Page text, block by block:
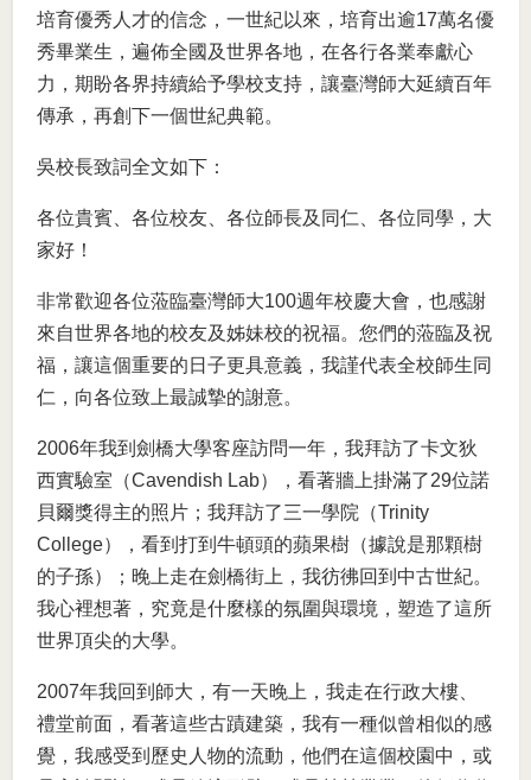
培育優秀人才的信念，一世紀以來，培育出逾17萬名優
秀畢業生，遍佈全國及世界各地，在各行各業奉獻心
力，期盼各界持續給予學校支持，讓臺灣師大延續百年
傳承，再創下一個世紀典範。
吳校長致詞全文如下：
各位貴賓、各位校友、各位師長及同仁、各位同學，大
家好！
非常歡迎各位蒞臨臺灣師大100週年校慶大會，也感謝
來自世界各地的校友及姊妹校的祝福。您們的蒞臨及祝
福，讓這個重要的日子更具意義，我謹代表全校師生同
仁，向各位致上最誠摯的謝意。
2006年我到劍橋大學客座訪問一年，我拜訪了卡文狄
西實驗室（Cavendish Lab），看著牆上掛滿了29位諾
貝爾獎得主的照片；我拜訪了三一學院（Trinity
College），看到打到牛頓頭的蘋果樹（據說是那顆樹
的子孫）；晚上走在劍橋街上，我彷彿回到中古世紀。
我心裡想著，究竟是什麼樣的氛圍與環境，塑造了這所
世界頂尖的大學。
2007年我回到師大，有一天晚上，我走在行政大樓、
禮堂前面，看著這些古蹟建築，我有一種似曾相似的感
覺，我感受到歷史人物的流動，他們在這個校園中，或